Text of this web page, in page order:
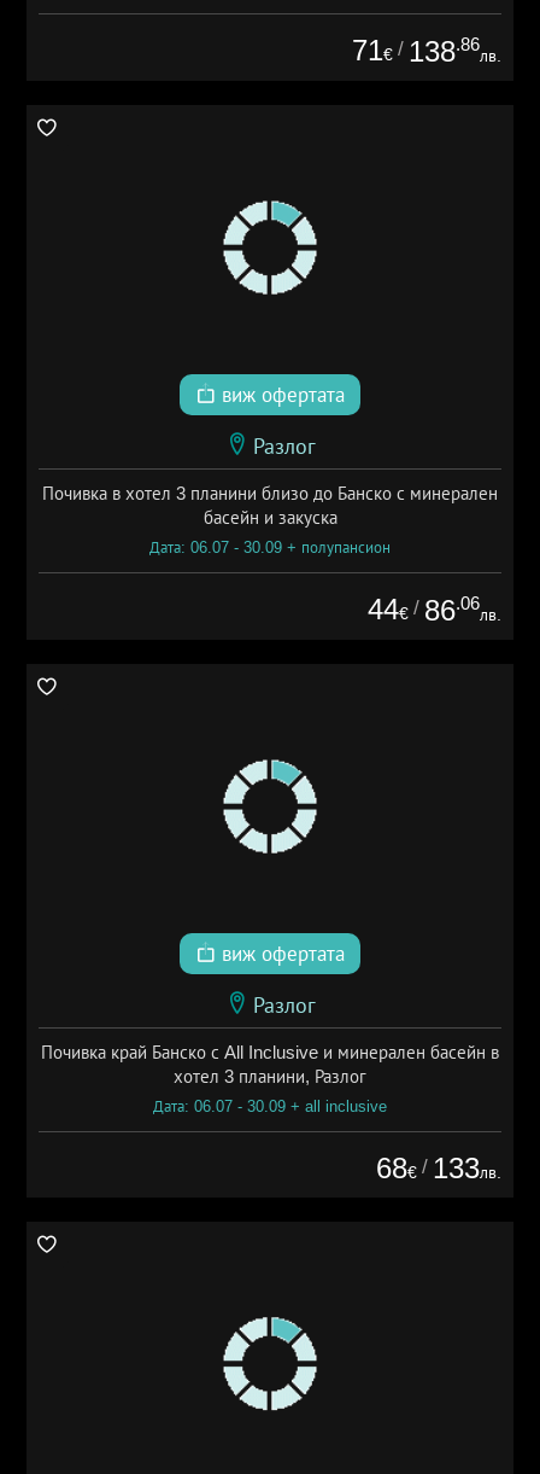
71€ / 138.86
лв.
виж офертата
Разлог
Почивка в хотел 3 планини близо до Банско с минерален
басейн и закуска
Дата: 06.07 - 30.09 + полупансион
44€ / 86.06
лв.
виж офертата
Разлог
Почивка край Банско с All Inclusive и минерален басейн в
хотел 3 планини, Разлог
Дата: 06.07 - 30.09 + all inclusive
68€ / 133лв.